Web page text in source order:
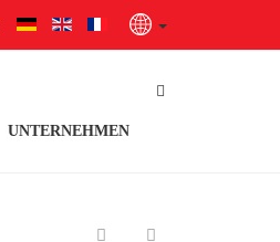
UNTERNEHMEN